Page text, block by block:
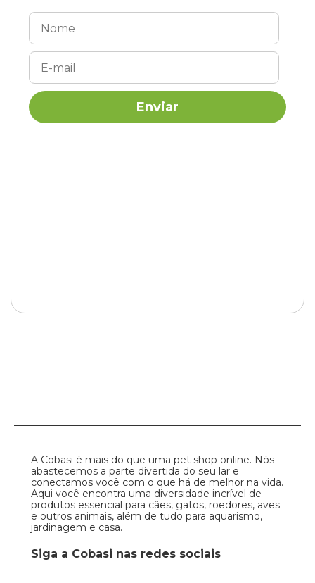
A Cobasi é mais do que uma pet shop online. Nós
abastecemos a parte divertida do seu lar e
conectamos você com o que há de melhor na vida.
Aqui você encontra uma diversidade incrível de
produtos essencial para cães, gatos, roedores, aves
e outros animais, além de tudo para aquarismo,
jardinagem e casa.
Siga a Cobasi nas redes sociais